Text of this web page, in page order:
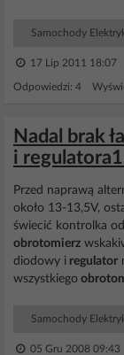
Samochody
17 Lip 2011 18:07
Odpowiedzi: 4
Nadal brak
i
Przed naprawą
około 13-13,5V,
świecić kontrolka
obrotomierz
diodowy i regulator
wszystkiego
Samochody
05 Gru 2008 09:43